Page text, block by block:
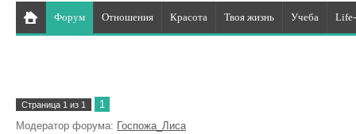
Форум Отношения Красота Твоя жизнь Учеба
Страница 1 из 1
1
Модератор форума: Госпожа_Лиса